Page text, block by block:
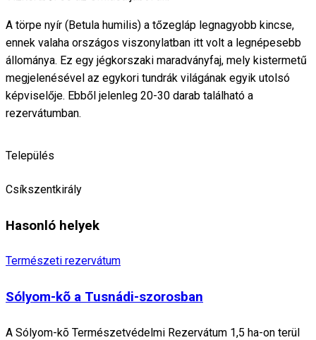
A törpe nyír (Betula humilis) a tőzegláp legnagyobb kincse,
ennek valaha országos viszonylatban itt volt a legnépesebb
állománya. Ez egy jégkorszaki maradványfaj, mely kistermetű
megjelenésével az egykori tundrák világának egyik utolsó
képviselője. Ebből jelenleg 20-30 darab található a
rezervátumban.
Település
Csíkszentkirály
Hasonló helyek
Természeti rezervátum
Sólyom-kõ a Tusnádi-szorosban
A Sólyom-kõ Természetvédelmi Rezervátum 1,5 ha-on terül